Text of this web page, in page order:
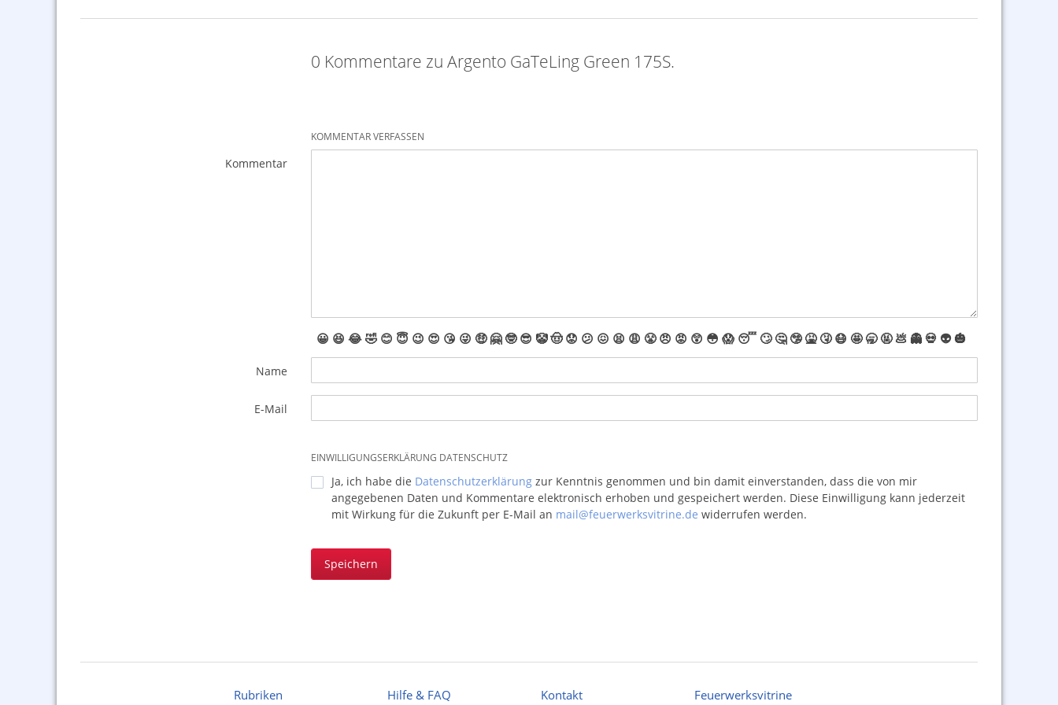
0 Kommentare zu Argento GaTeLing Green 175S.
KOMMENTAR VERFASSEN
Kommentar
😀 😆 😂🤣 😊 😇 😉 😍 😘 😜 🤑 🤗 🤓 😎 🤡🤠 😟 😕 😖 😫 😩 😤 😠 😡 😲 😳 😱 😴 🙄 🤔 🤥 🤮 🤧 😷 🤩 🥱 🤬 💩 👻 💀 👽 🎃
Name
E-Mail
EINWILLIGUNGSERKLÄRUNG DATENSCHUTZ
Ja, ich habe die Datenschutzerklärungzur Kenntnis genommen und bin damit einverstanden, dass die von mir
angegebenen Daten und Kommentare elektronisch erhoben und gespeichert werden. Diese Einwilligung kann jederzeit
mit Wirkung für die Zukunft per E-Mail an mail@feuerwerksvitrine.de widerrufen werden.
Speichern
Rubriken Hilfe & FAQ Kontakt Feuerwerksvitrine